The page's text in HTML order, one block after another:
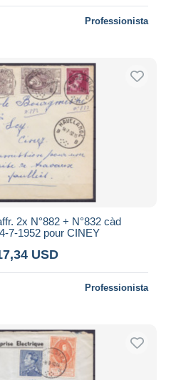
Professionista
2x N°882 + N°832 càd
7-1952 pour CINEY
USD
Professionista